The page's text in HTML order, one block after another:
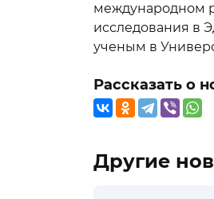
международном
исследования в
ученым в
Рассказать о
Другие